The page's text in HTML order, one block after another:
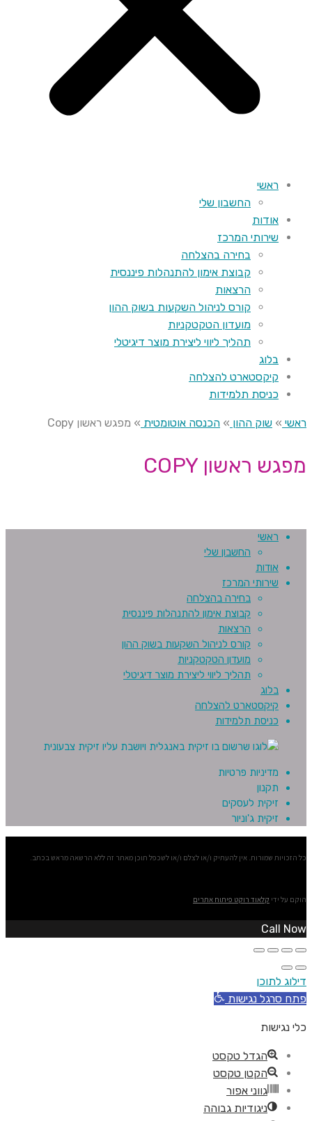
ראשי
החשבון שלי
אודות
שירותי המרכז
בחירה בהצלחה
קבוצת אימון להתנהלות פיננסית
הרצאות
קורס לניהול השקעות בשוק ההון
מועדון הטקטקניות
תהליך ליווי ליצירת מוצר דיגיטלי
בלוג
קיקסטארט להצלחה
כניסת תלמידות
ראשי » שוק ההון » הכנסה אוטומטית » מפגש ראשון Copy
מפגש ראשון COPY
ראשי
החשבון שלי
אודות
שירותי המרכז
בחירה בהצלחה
קבוצת אימון להתנהלות פיננסית
הרצאות
קורס לניהול השקעות בשוק ההון
מועדון הטקטקניות
תהליך ליווי ליצירת מוצר דיגיטלי
בלוג
קיקסטארט להצלחה
כניסת תלמידות
מדיניות פרטיות
תקנון
זיקית לעסקים
זיקית ג'וניור
כל הזכויות שמורות. אין להעתיק ו/או לצלם ו/או לשכפל תוכן מאתר זה ללא הרשאה מראש בכתב.
הוקם על ידי קלאוד רוקט פיתוח אתרים
Call Now
דילוג לתוכן
פתח סרגל נגישות
כלי נגישות
הגדל טקסט
הקטן טקסט
גווני אפור
ניגודיות גבוהה